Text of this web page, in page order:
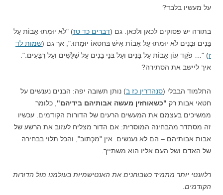
על מעשיו בלבד?
בתורה יש פסוקים לכאן ולכאן. גם (דברים כד טז) "לֹא יוּמְתוּ אָבוֹת עַל
בָּנִים וּבָנִים לֹא יוּמְתוּ עַל אָבוֹת אִישׁ בְּחֶטְאוֹ יוּמָתוּ.", אך גם (שמות לד
ז) "… פֹּקֵד עֲו‍ֹן אָבוֹת עַל בָּנִים וְעַל בְּנֵי בָנִים עַל שִׁלֵּשִׁים וְעַל רִבֵּעִים.".
איך ליישב את הסתירה?
התלמוד הבבלי (סנהדרין כז ב) נותן תשובה יפה: הבנים נענשים על
חטאי אבות רק "כשאוחזין מעשה אבותיהם בידיהם" , כלומר
ממשיכים בעצמם את המעשים הרעים של הדורות הקודמים. עכשיו
זה מסתדר מהבחינה המוסרית: אם הדור מצליח לעזוב את הרשע של
אבות אבותיהם – הם לא נענשים. אין "מַכְּתוּבּ", והכל תלוי בבחירה
של האדם ושל העם אליו הוא משתייך.
רלוונטי יותר מתמיד כשבוחנים את האנטישמיות בעולמנו מול הדורות
הקודמים.